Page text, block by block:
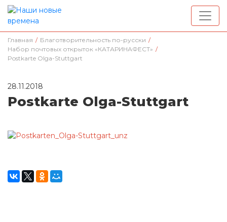
Главная / Благотворительность по-русски /
Набор почтовых открыток «КАТАРИНАФЕСТ» /
Postkarte Olga-Stuttgart
28.11.2018
Postkarte Olga-Stuttgart